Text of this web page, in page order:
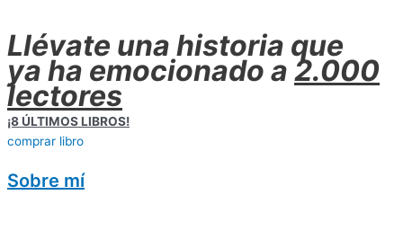
Llévate una historia que
ya ha emocionado a 2.000
lectores
¡8 ÚLTIMOS LIBROS!
comprar libro
Sobre mí